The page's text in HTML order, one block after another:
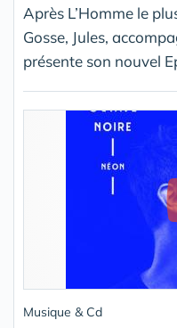
Après L’Homme le
Gosse, Jules,
présente son nouvel
Musique & Cd